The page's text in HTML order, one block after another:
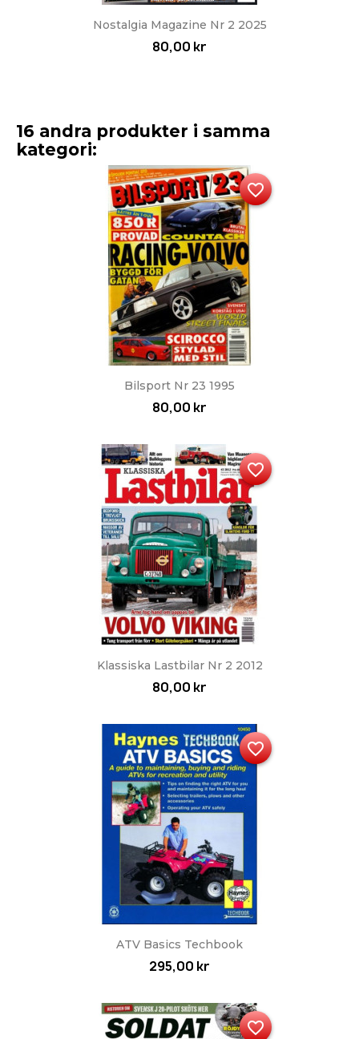
Nostalgia Magazine Nr 2 2025
80,00 kr
16 andra produkter i samma
kategori:
Bilsport Nr 23 1995
80,00 kr
favorite_border
Klassiska Lastbilar Nr 2 2012
80,00 kr
favorite_border
ATV Basics Techbook
295,00 kr
favorite_border
favorite_border